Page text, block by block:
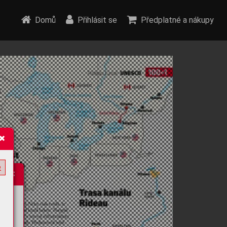
Domů Přihlásit se Předplatné a nákupy